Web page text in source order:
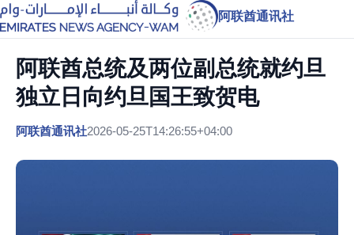
阿联酋通讯社
阿联酋总统及两位副总统就约旦
独立日向约旦国王致贺电
阿联酋通讯社2026-05-25T14:26:55+04:00